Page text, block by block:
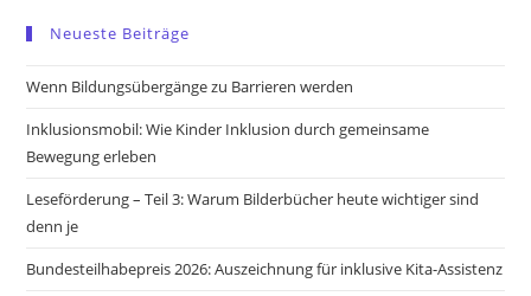
a
new
new
a
new
new
Neueste Beiträge
Wenn Bildungsübergänge zu Barrieren werden
Inklusionsmobil: Wie Kinder Inklusion durch gemeinsame
Bewegung erleben
Leseförderung – Teil 3: Warum Bilderbücher heute wichtiger sind
denn je
Bundesteilhabepreis 2026: Auszeichnung für inklusive Kita-Assistenz